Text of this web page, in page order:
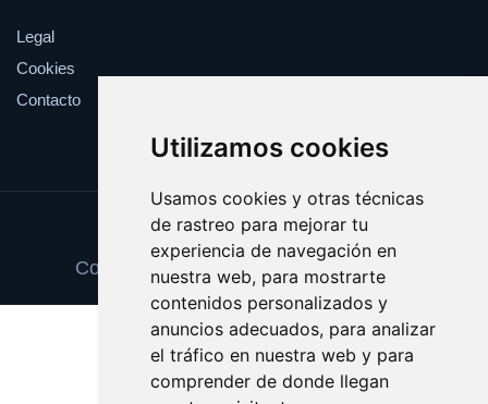
Utilizamos cookies
Usamos cookies y otras técnicas
de rastreo para mejorar tu
experiencia de navegación en
nuestra web, para mostrarte
contenidos personalizados y
anuncios adecuados, para analizar
el tráfico en nuestra web y para
comprender de donde llegan
Legal
Cookies
Contacto
Update cookies preferences
Copyright © 2025 tortillasdepatata.com